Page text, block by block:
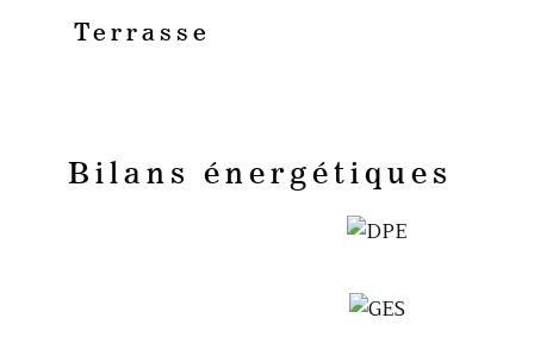
Terrasse
Bilans énergétiques